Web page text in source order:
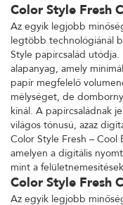
Color Style Fresh
Az egyik legjobb
legtöbb technológiánál
Style papírcsalád
alapanyag, amely
papír megfelelő
mélységet, de
kínál. A papírcsaládnak
világos tónusú, azaz
Color Style Fresh –
amelyen a digitális
mint a
Color Style Fresh
Az egyik legjobb